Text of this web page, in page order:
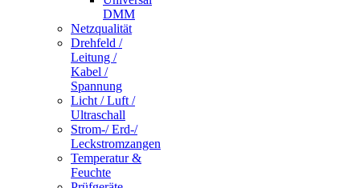
DMM
Netzqualität
Drehfeld /
Leitung /
Kabel /
Spannung
Licht / Luft /
Ultraschall
Strom-/ Erd-/
Leckstromzangen
Temperatur &
Feuchte